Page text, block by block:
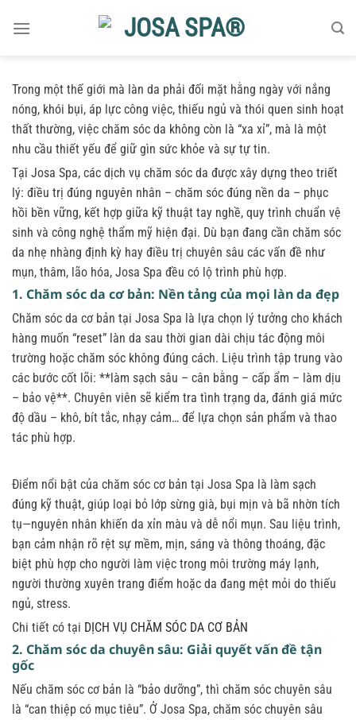
qua
Trong một thế giới mà làn da phải đối mặt hằng ngày với nắng
nóng, khói bụi, áp lực công việc, thiếu ngủ và thói quen sinh hoạt
thất thường, việc chăm sóc da không còn là “xa xỉ”, mà là một
nhu cầu thiết yếu để giữ gìn sức khỏe và sự tự tin.
Tại Josa Spa, các dịch vụ chăm sóc da được xây dựng theo triết
lý: điều trị đúng nguyên nhân – chăm sóc đúng nền da – phục
hồi bền vững, kết hợp giữa kỹ thuật tay nghề, quy trình chuẩn vệ
sinh và công nghệ thẩm mỹ hiện đại. Dù bạn đang cần chăm sóc
da nhẹ nhàng định kỳ hay điều trị chuyên sâu các vấn đề như
mụn, thâm, lão hóa, Josa Spa đều có lộ trình phù hợp.
1. Chăm sóc da cơ bản: Nền tảng của mọi làn da đẹp
Chăm sóc da cơ bản tại Josa Spa là lựa chọn lý tưởng cho khách
hàng muốn “reset” làn da sau thời gian dài chịu tác động môi
trường hoặc chăm sóc không đúng cách. Liệu trình tập trung vào
các bước cốt lõi: **làm sạch sâu – cân bằng – cấp ẩm – làm dịu
– bảo vệ**. Chuyên viên sẽ kiểm tra tình trạng da, đánh giá mức
độ dầu – khô, bít tắc, nhạy cảm… để lựa chọn sản phẩm và thao
tác phù hợp.
Điểm nổi bật của chăm sóc cơ bản tại Josa Spa là làm sạch
đúng kỹ thuật, giúp loại bỏ lớp sừng già, bụi mịn và bã nhờn tích
tụ—nguyên nhân khiến da xỉn màu và dễ nổi mụn. Sau liệu trình,
bạn cảm nhận rõ rệt sự mềm, mịn, sáng và thông thoáng, đặc
biệt phù hợp cho người làm việc trong môi trường máy lạnh,
người thường xuyên trang điểm hoặc da đang mệt mỏi do thiếu
ngủ, stress.
Chi tiết có tại DỊCH VỤ CHĂM SÓC DA CƠ BẢN
2. Chăm sóc da chuyên sâu: Giải quyết vấn đề tận
gốc
Nếu chăm sóc cơ bản là “bảo dưỡng”, thì chăm sóc chuyên sâu
là “can thiệp có mục tiêu”. Ở Josa Spa, chăm sóc chuyên sâu